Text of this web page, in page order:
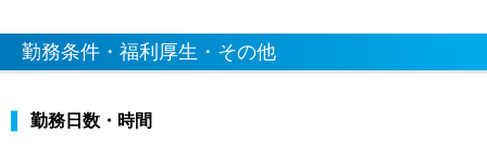
勤務条件・福利厚生・その他
勤務日数・時間